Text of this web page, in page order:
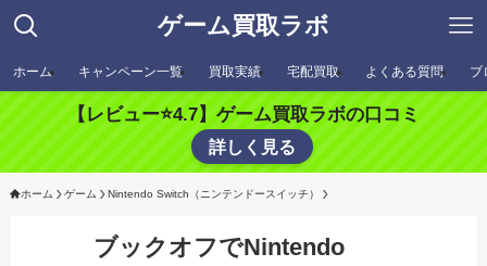
ゲーム買取ラボ
ホーム キャンペーン一覧 買取実績 宅配買取 よくある質問 ブ
【レビュー⭐️4.7】ゲーム買取ラボの口コミ
詳しく見る
ホーム ゲーム Nintendo Switch（ニンテンドースイッチ）
ブックオフでNintendo